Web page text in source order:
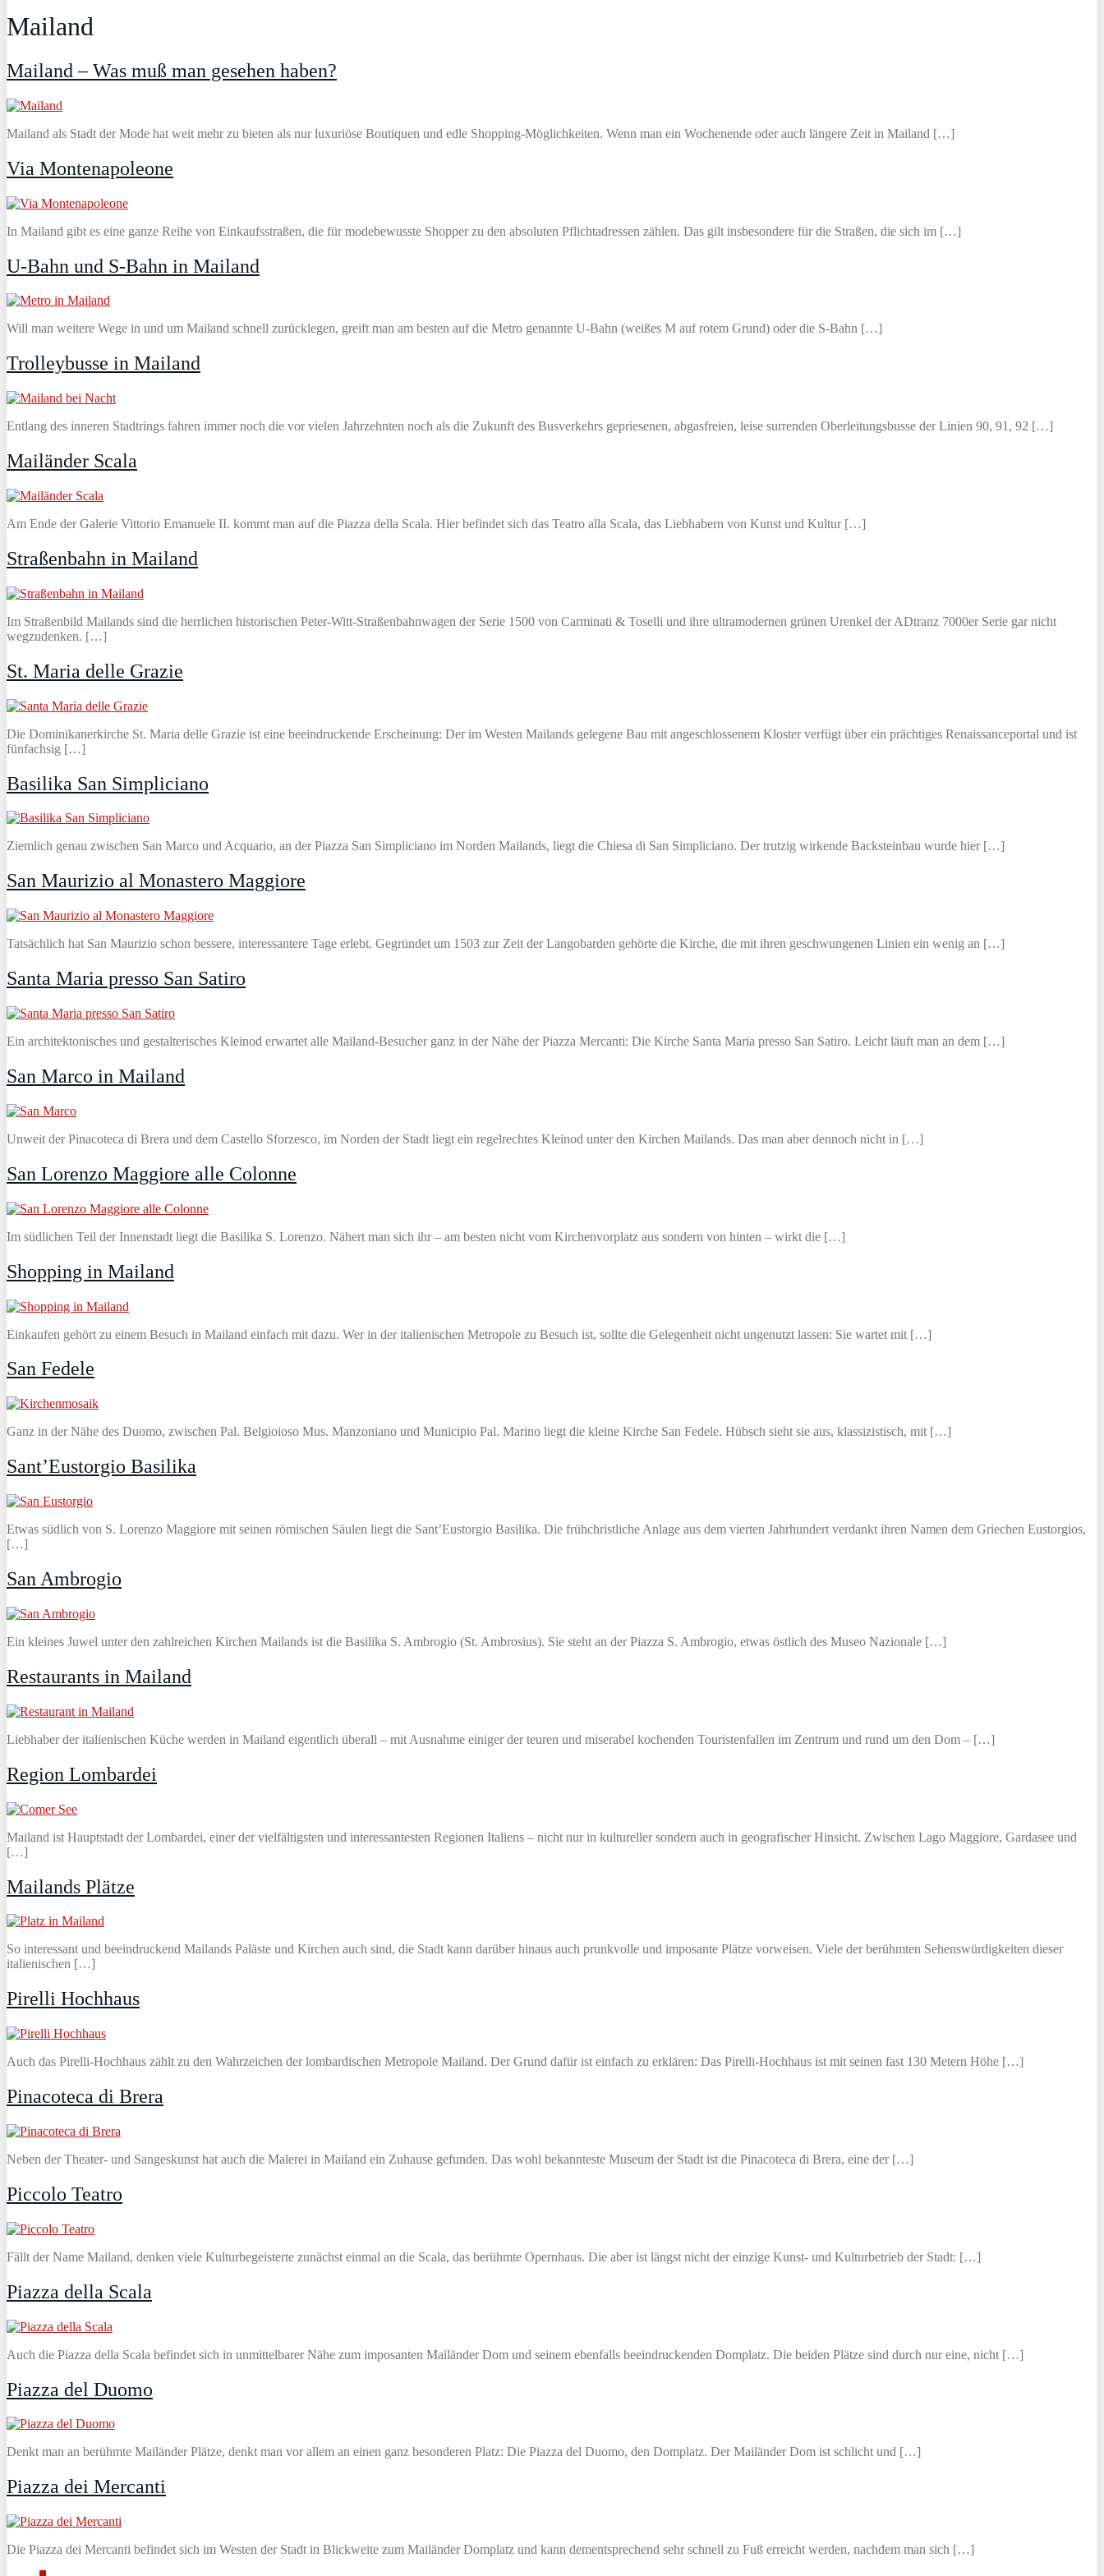
Mailand
Mailand – Was muß man gesehen haben?
Mailand als Stadt der Mode hat weit mehr zu bieten als nur luxuriöse Boutiquen und edle Shopping-Möglichkeiten. Wenn man ein Wochenende oder auch längere Zeit in Mailand […]
Via Montenapoleone
In Mailand gibt es eine ganze Reihe von Einkaufsstraßen, die für modebewusste Shopper zu den absoluten Pflichtadressen zählen. Das gilt insbesondere für die Straßen, die sich im […]
U-Bahn und S-Bahn in Mailand
Will man weitere Wege in und um Mailand schnell zurücklegen, greift man am besten auf die Metro genannte U-Bahn (weißes M auf rotem Grund) oder die S-Bahn […]
Trolleybusse in Mailand
Entlang des inneren Stadtrings fahren immer noch die vor vielen Jahrzehnten noch als die Zukunft des Busverkehrs gepriesenen, abgasfreien, leise surrenden Oberleitungsbusse der Linien 90, 91, 92 […]
Mailänder Scala
Am Ende der Galerie Vittorio Emanuele II. kommt man auf die Piazza della Scala. Hier befindet sich das Teatro alla Scala, das Liebhabern von Kunst und Kultur […]
Straßenbahn in Mailand
Im Straßenbild Mailands sind die herrlichen historischen Peter-Witt-Straßenbahnwagen der Serie 1500 von Carminati & Toselli und ihre ultramodernen grünen Urenkel der ADtranz 7000er Serie gar nicht
wegzudenken. […]
St. Maria delle Grazie
Die Dominikanerkirche St. Maria delle Grazie ist eine beeindruckende Erscheinung: Der im Westen Mailands gelegene Bau mit angeschlossenem Kloster verfügt über ein prächtiges Renaissanceportal und ist
fünfachsig […]
Basilika San Simpliciano
Ziemlich genau zwischen San Marco und Acquario, an der Piazza San Simpliciano im Norden Mailands, liegt die Chiesa di San Simpliciano. Der trutzig wirkende Backsteinbau wurde hier […]
San Maurizio al Monastero Maggiore
Tatsächlich hat San Maurizio schon bessere, interessantere Tage erlebt. Gegründet um 1503 zur Zeit der Langobarden gehörte die Kirche, die mit ihren geschwungenen Linien ein wenig an […]
Santa Maria presso San Satiro
Ein architektonisches und gestalterisches Kleinod erwartet alle Mailand-Besucher ganz in der Nähe der Piazza Mercanti: Die Kirche Santa Maria presso San Satiro. Leicht läuft man an dem […]
San Marco in Mailand
Unweit der Pinacoteca di Brera und dem Castello Sforzesco, im Norden der Stadt liegt ein regelrechtes Kleinod unter den Kirchen Mailands. Das man aber dennoch nicht in […]
San Lorenzo Maggiore alle Colonne
Im südlichen Teil der Innenstadt liegt die Basilika S. Lorenzo. Nähert man sich ihr – am besten nicht vom Kirchenvorplatz aus sondern von hinten – wirkt die […]
Shopping in Mailand
Einkaufen gehört zu einem Besuch in Mailand einfach mit dazu. Wer in der italienischen Metropole zu Besuch ist, sollte die Gelegenheit nicht ungenutzt lassen: Sie wartet mit […]
San Fedele
Ganz in der Nähe des Duomo, zwischen Pal. Belgioioso Mus. Manzoniano und Municipio Pal. Marino liegt die kleine Kirche San Fedele. Hübsch sieht sie aus, klassizistisch, mit […]
Sant’Eustorgio Basilika
Etwas südlich von S. Lorenzo Maggiore mit seinen römischen Säulen liegt die Sant’Eustorgio Basilika. Die frühchristliche Anlage aus dem vierten Jahrhundert verdankt ihren Namen dem Griechen Eustorgios,
[…]
San Ambrogio
Ein kleines Juwel unter den zahlreichen Kirchen Mailands ist die Basilika S. Ambrogio (St. Ambrosius). Sie steht an der Piazza S. Ambrogio, etwas östlich des Museo Nazionale […]
Restaurants in Mailand
Liebhaber der italienischen Küche werden in Mailand eigentlich überall – mit Ausnahme einiger der teuren und miserabel kochenden Touristenfallen im Zentrum und rund um den Dom – […]
Region Lombardei
Mailand ist Hauptstadt der Lombardei, einer der vielfältigsten und interessantesten Regionen Italiens – nicht nur in kultureller sondern auch in geografischer Hinsicht. Zwischen Lago Maggiore, Gardasee und
[…]
Mailands Plätze
So interessant und beeindruckend Mailands Paläste und Kirchen auch sind, die Stadt kann darüber hinaus auch prunkvolle und imposante Plätze vorweisen. Viele der berühmten Sehenswürdigkeiten dieser
italienischen […]
Pirelli Hochhaus
Auch das Pirelli-Hochhaus zählt zu den Wahrzeichen der lombardischen Metropole Mailand. Der Grund dafür ist einfach zu erklären: Das Pirelli-Hochhaus ist mit seinen fast 130 Metern Höhe […]
Pinacoteca di Brera
Neben der Theater- und Sangeskunst hat auch die Malerei in Mailand ein Zuhause gefunden. Das wohl bekannteste Museum der Stadt ist die Pinacoteca di Brera, eine der […]
Piccolo Teatro
Fällt der Name Mailand, denken viele Kulturbegeisterte zunächst einmal an die Scala, das berühmte Opernhaus. Die aber ist längst nicht der einzige Kunst- und Kulturbetrieb der Stadt: […]
Piazza della Scala
Auch die Piazza della Scala befindet sich in unmittelbarer Nähe zum imposanten Mailänder Dom und seinem ebenfalls beeindruckenden Domplatz. Die beiden Plätze sind durch nur eine, nicht […]
Piazza del Duomo
Denkt man an berühmte Mailänder Plätze, denkt man vor allem an einen ganz besonderen Platz: Die Piazza del Duomo, den Domplatz. Der Mailänder Dom ist schlicht und […]
Piazza dei Mercanti
Die Piazza dei Mercanti befindet sich im Westen der Stadt in Blickweite zum Mailänder Domplatz und kann dementsprechend sehr schnell zu Fuß erreicht werden, nachdem man sich […]